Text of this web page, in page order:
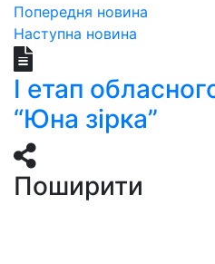
Попередня новина
Наступна новина
І етап
“Юна зірка”
Поширити